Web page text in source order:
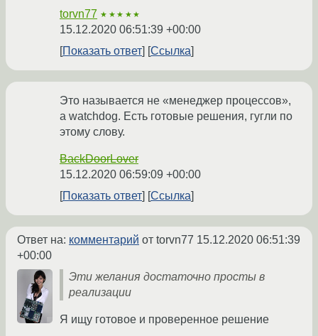
torvn77 ★★★★★
15.12.2020 06:51:39 +00:00
Показать ответ
Ссылка
Это называется не «менеджер процессов»,
а watchdog. Есть готовые решения, гугли по
этому слову.
BackDoorLover
15.12.2020 06:59:09 +00:00
Показать ответ
Ссылка
Ответ на: комментарий от torvn77 15.12.2020 06:51:39
+00:00
Эти желания достаточно просты в
реализации
Я ищу готовое и проверенное решение